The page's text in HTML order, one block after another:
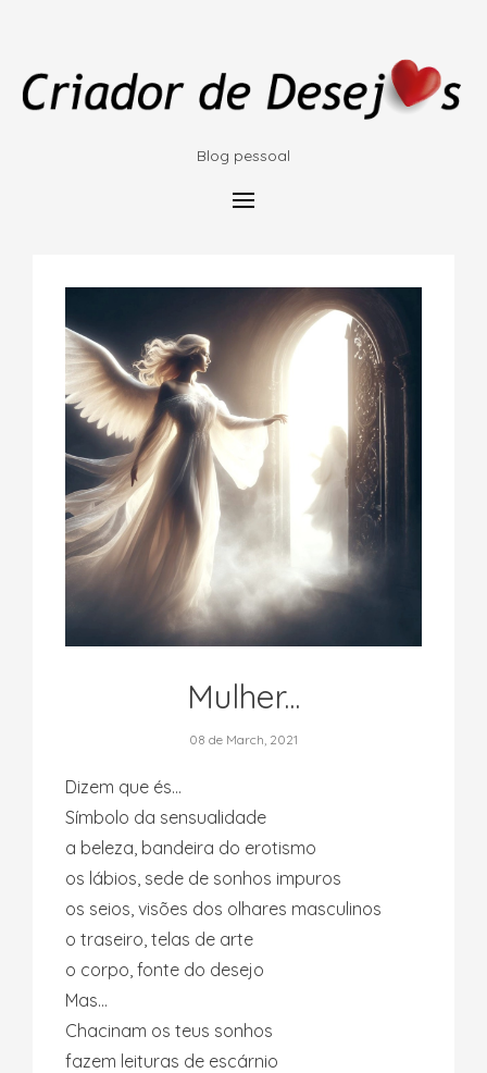
Blog pessoal
Mulher...
08 de March, 2021
Dizem que és…
Símbolo da sensualidade
a beleza, bandeira do erotismo
os lábios, sede de sonhos impuros
os seios, visões dos olhares masculinos
o traseiro, telas de arte
o corpo, fonte do desejo
Mas…
Chacinam os teus sonhos
fazem leituras de escárnio